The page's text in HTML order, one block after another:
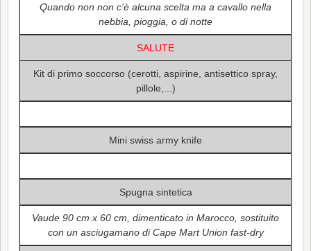
Quando non non c'è alcuna scelta ma a cavallo nella
nebbia, pioggia, o di notte
SALUTE
Kit di primo soccorso (cerotti, aspirine, antisettico spray,
pillole,...)
Mini swiss army knife
Spugna sintetica
Vaude 90 cm x 60 cm, dimenticato in Marocco, sostituito
con un asciugamano di Cape Mart Union fast-dry